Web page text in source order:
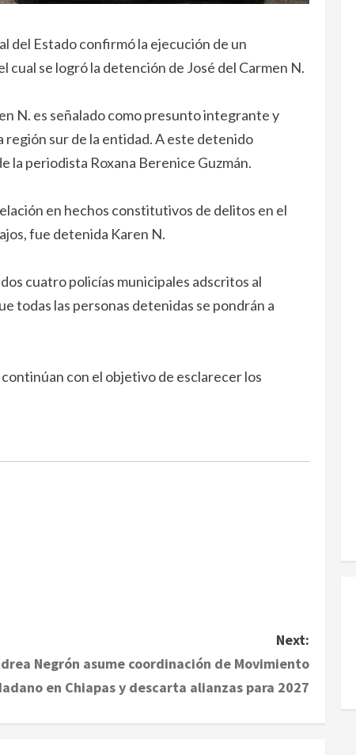
del Estado confirmó la ejecución de un
se logró la detención de José del Carmen N.
N. es señalado como presunto integrante y
sur de la entidad. A este detenido
la periodista Roxana Berenice Guzmán.
en hechos constitutivos de delitos en el
fue detenida Karen N.
cuatro policías municipales adscritos al
todas las personas detenidas se pondrán a
con el objetivo de esclarecer los
Next:
Negrón asume coordinación de Movimiento
en Chiapas y descarta alianzas para 2027